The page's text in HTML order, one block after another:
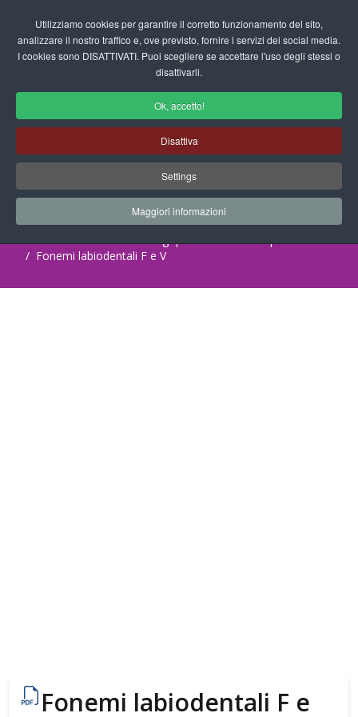
Utilizziamo cookies per garantire il corretto funzionamento del sito,
analizzare il nostro traffico e, ove previsto, fornire i servizi dei social media.
I cookies sono DISATTIVATI. Puoi scegliere se accettare l'uso degli stessi o
disattivarli.
Ok, accetto!
Disattiva
Settings
Maggiori informazioni
fas
Scuola dell'Infanzia - Schede
Operative Logopedia
Progetti Didattici, Disegni, Schede
Didattiche e tanto altro ancora.
Home Documenti Logopedia
Schede Operative
Fonemi labiodentali F e V
Fonemi labiodentali F e